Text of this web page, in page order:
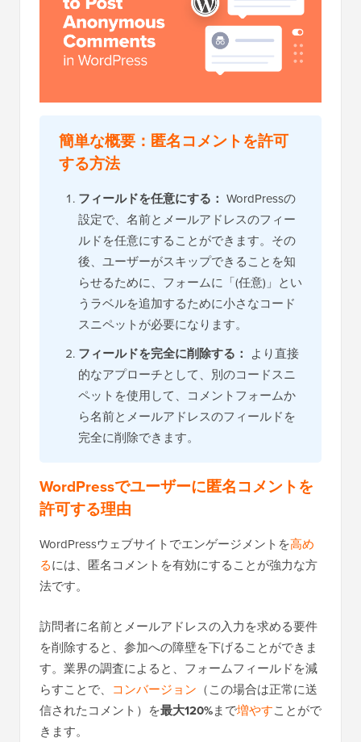
簡単な概要：匿名コメントを許可
する方法
フィールドを任意にする： WordPressの
設定で、名前とメールアドレスのフィー
ルドを任意にすることができます。その
後、ユーザーがスキップできることを知
らせるために、フォームに「(任意)」とい
うラベルを追加するために小さなコード
スニペットが必要になります。
フィールドを完全に削除する： より直接
的なアプローチとして、別のコードスニ
ペットを使用して、コメントフォームか
ら名前とメールアドレスのフィールドを
完全に削除できます。
WordPressでユーザーに匿名コメントを
許可する理由
WordPressウェブサイトでエンゲージメントを高め
るには、匿名コメントを有効にすることが強力な方
法です。
訪問者に名前とメールアドレスの入力を求める要件
を削除すると、参加への障壁を下げることができま
す。業界の調査によると、フォームフィールドを減
らすことで、 コンバージョン （この場合は正常に送
信されたコメント）を最大120%まで増やすことがで
きます。